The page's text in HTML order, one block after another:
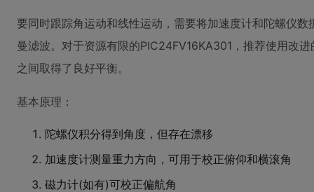
要同时跟踪角运动和线性运动，需要将加速度计和陀螺仪
曼滤波。对于资源有限的PIC24FV16KA301，推荐使用改
之间取得了良好平衡。
基本原理：
陀螺仪积分得到角度，但存在漂移
加速度计测量重力方向，可用于校正俯仰和横滚角
磁力计(如有)可校正偏航角